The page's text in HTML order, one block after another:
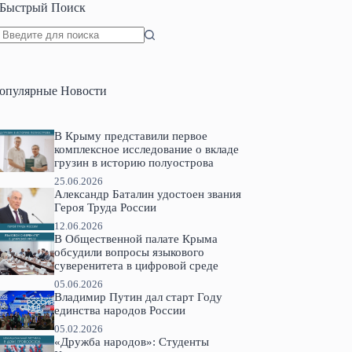
Быстрый Поиск
Новости
В Крыму представили первое
комплексное исследование о вкладе
грузин в историю полуострова
25.06.2026
Александр Баталин удостоен звания
Героя Труда России
12.06.2026
В Общественной палате Крыма
обсудили вопросы языкового
суверенитета в цифровой среде
05.06.2026
Владимир Путин дал старт Году
единства народов России
05.02.2026
«Дружба народов»: Студенты